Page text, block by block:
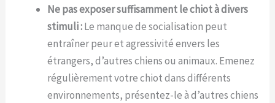
Ne pas exposer suffisamment le chiot à divers
stimuli :Le manque de socialisation peut
entraîner peur et agressivité envers les
étrangers, d’autres chiens ou animaux. Emenez
régulièrement votre chiot dans différents
environnements, présentez-le à d’autres chiens